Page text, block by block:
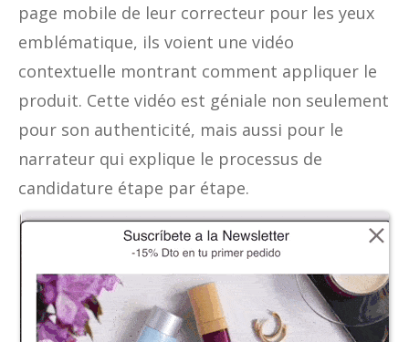
page mobile de leur correcteur pour les yeux
emblématique, ils voient une vidéo
contextuelle montrant comment appliquer le
produit. Cette vidéo est géniale non seulement
pour son authenticité, mais aussi pour le
narrateur qui explique le processus de
candidature étape par étape.